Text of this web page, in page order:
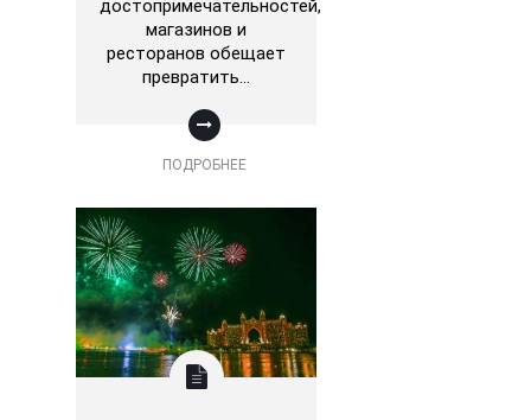
достопримечательностей,
магазинов и
ресторанов обещает
превратить…
ПОДРОБНЕЕ